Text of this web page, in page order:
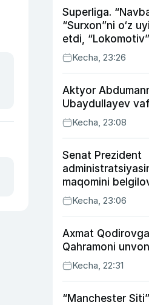
Superliga.
“Surxon”ni o‘z
etdi,
uyda g‘alaba
Kecha, 23:26
Aktyor
Ubaydullayev
Kecha, 23:08
Senat Prezident
maqomini
konstitutsiyaviy
ma’qulladi
Kecha, 23:06
Axmat
Qahramoni
Kecha, 22:31
“Manchester